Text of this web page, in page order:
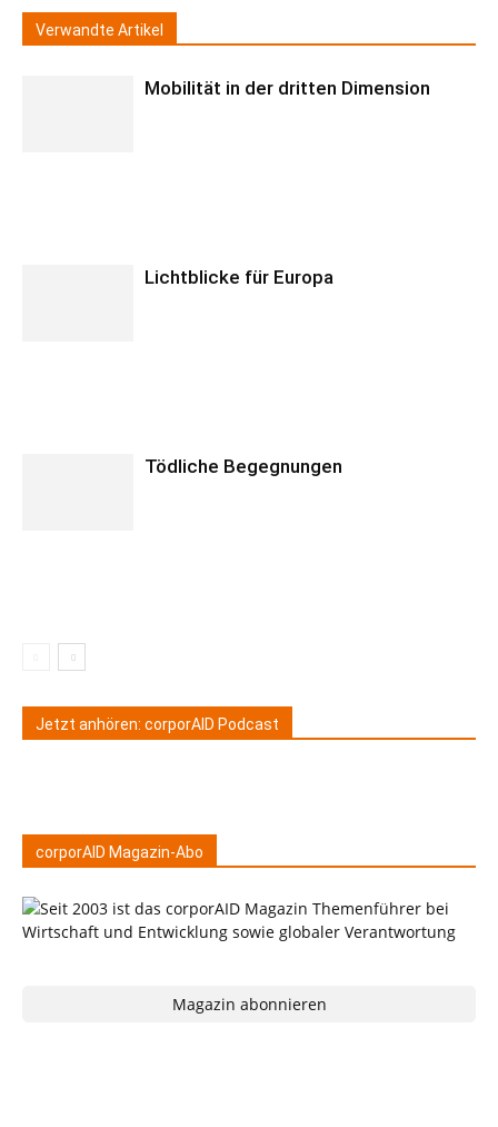
Verwandte Artikel
Mobilität in der dritten Dimension
Lichtblicke für Europa
Tödliche Begegnungen
Jetzt anhören: corporAID Podcast
corporAID Magazin-Abo
Magazin abonnieren